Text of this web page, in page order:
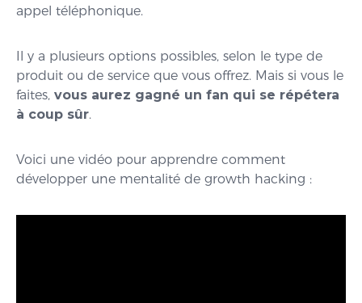
appel téléphonique.
Il y a plusieurs options possibles, selon le type de
produit ou de service que vous offrez. Mais si vous le
faites, vous aurez gagné un fan qui se répétera
à coup sûr.
Voici une vidéo pour apprendre comment
développer une mentalité de growth hacking :